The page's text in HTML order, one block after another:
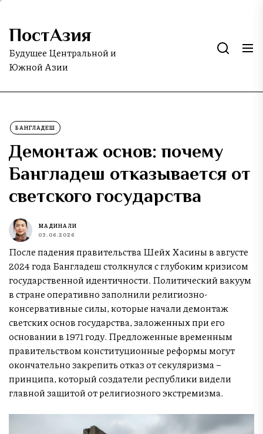
Skip
the
content
ПостАзия
Будущее Центральной и
Южной Азии
БАНГЛАДЕШ
Демонтаж основ: почему
Бангладеш отказывается от
светского государства
МАДИНА ЛИ
03.06.2026
После падения правительства Шейх Хасины в августе
2024 года Бангладеш столкнулся с глубоким кризисом
государственной идентичности. Политический вакуум
в стране оперативно заполнили религиозно-
консервативные силы, которые начали демонтаж
светских основ государства, заложенных при его
основании в 1971 году. Предложенные временным
правительством конституционные реформы могут
окончательно закрепить отказ от секуляризма –
принципа, который создатели республики видели
главной защитой от религиозного экстремизма.